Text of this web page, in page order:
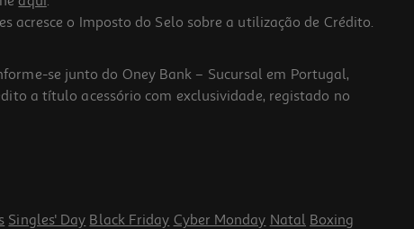
o Imposto do Selo sobre a utilização de Crédito.
se junto do Oney Bank – Sucursal em Portugal,
a título acessório com exclusividade, registado no
Singles' Day Black Friday Cyber Monday Natal Boxing